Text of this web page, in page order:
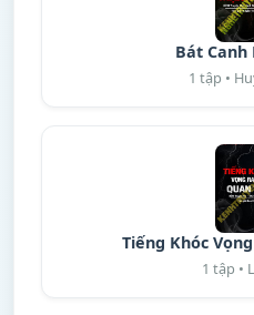
Bát Canh
1 tập •
Tiếng Khóc
1 tập •